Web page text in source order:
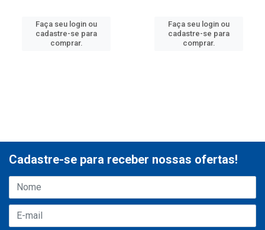
Faça seu login ou
cadastre-se para
comprar.
Faça seu login ou
cadastre-se para
comprar.
Cadastre-se para receber nossas ofertas!